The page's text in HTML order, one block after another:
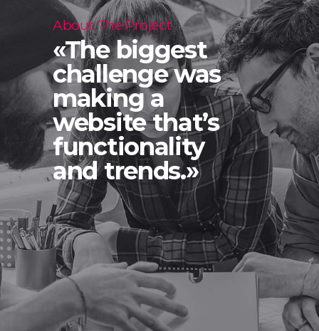
About The Project
«The biggest
challenge was
making a
website that’s
functionality
and trends.»